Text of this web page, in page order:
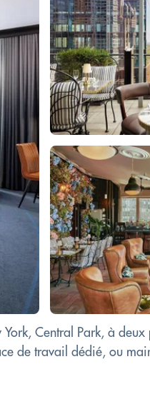
Central Park, à
de travail dédié, ou